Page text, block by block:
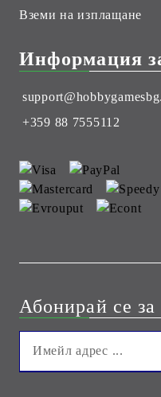
Вземи на изплащане
Информация
+359 88 7555112
Абонирай се